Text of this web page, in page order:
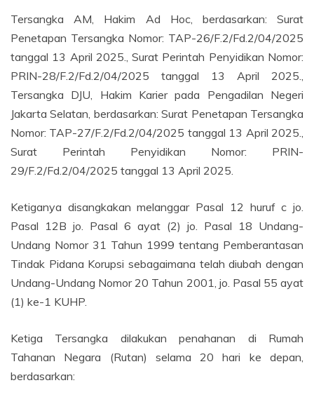
Tersangka AM, Hakim Ad Hoc, berdasarkan: Surat
Penetapan Tersangka Nomor: TAP-26/F.2/Fd.2/04/2025
tanggal 13 April 2025., Surat Perintah Penyidikan Nomor:
PRIN-28/F.2/Fd.2/04/2025 tanggal 13 April 2025.,
Tersangka DJU, Hakim Karier pada Pengadilan Negeri
Jakarta Selatan, berdasarkan: Surat Penetapan Tersangka
Nomor: TAP-27/F.2/Fd.2/04/2025 tanggal 13 April 2025.,
Surat Perintah Penyidikan Nomor: PRIN-
29/F.2/Fd.2/04/2025 tanggal 13 April 2025.
Ketiganya disangkakan melanggar Pasal 12 huruf c jo.
Pasal 12B jo. Pasal 6 ayat (2) jo. Pasal 18 Undang-
Undang Nomor 31 Tahun 1999 tentang Pemberantasan
Tindak Pidana Korupsi sebagaimana telah diubah dengan
Undang-Undang Nomor 20 Tahun 2001, jo. Pasal 55 ayat
(1) ke-1 KUHP.
Ketiga Tersangka dilakukan penahanan di Rumah
Tahanan Negara (Rutan) selama 20 hari ke depan,
berdasarkan: